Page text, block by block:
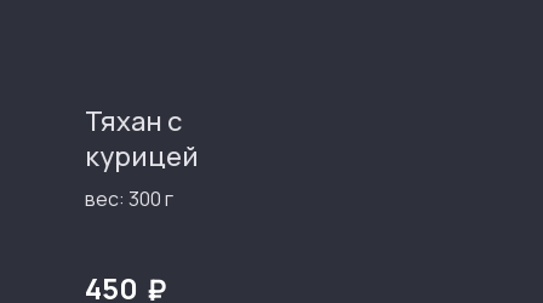
Тяхан с
курицей
вес: 300 г
450 ₽